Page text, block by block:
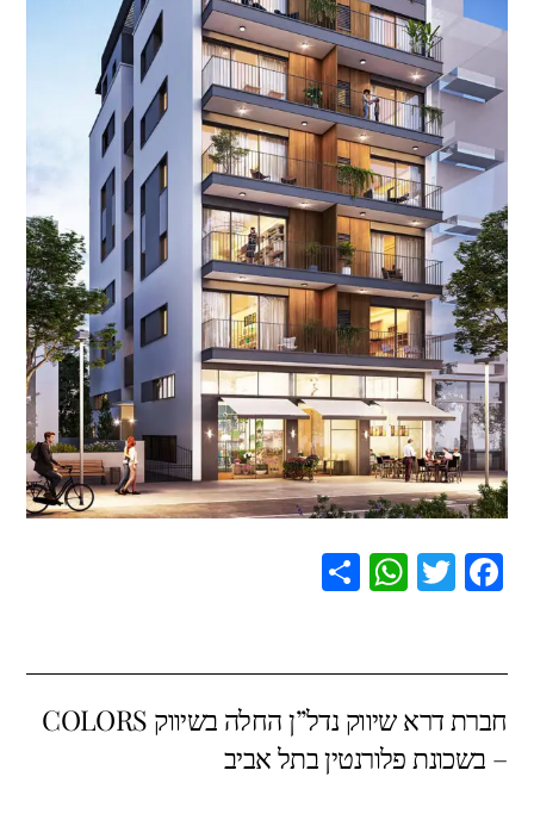
F
e
b
o
T
er
W
s
A
p
e
חברת דרא שיווק נדל”ן החלה בשיווק COLORS
– בשכונת פלורנטין בתל אביב